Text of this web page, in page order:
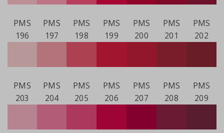
PMS
196
PMS
197
PMS
198
PMS
199
PMS
200
PMS
201
PMS
202
PMS
203
PMS
204
PMS
205
PMS
206
PMS
207
PMS
208
PMS
209